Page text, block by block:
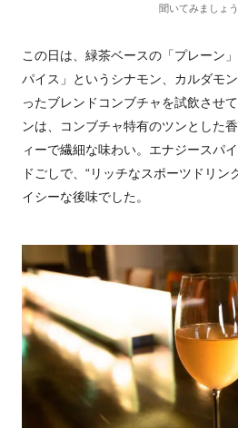
聞いてみましょう
この日は、緑茶ベースの「プレーン
パイス」というシナモン、カルダモ
ったブレンドコンブチャを試飲させ
ンは、コンブチャ特有のツンとした
ィーで繊細な味わい。エナジースパ
ドごしで、“リッチなスポーツドリン
イシーな後味でした。